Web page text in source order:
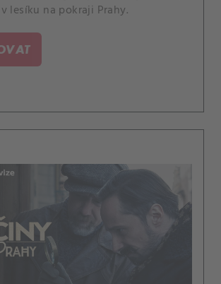
lesíku na pokraji Prahy.